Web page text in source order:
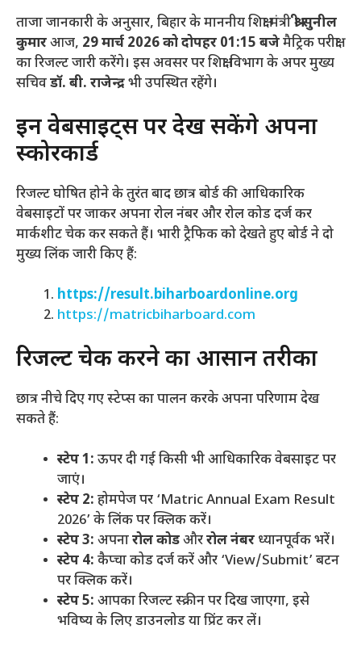
​ताजा जानकारी के अनुसार, बिहार के माननीय शिक्षा मंत्रीश्री सुनील
कुमारआज, 29 मार्च 2026 को दोपहर 01:15 बजेमैट्रिक परीक्षा
का रिजल्ट जारी करेंगे। इस अवसर पर शिक्षा विभाग के अपर मुख्य
सचिवडॉ. बी. राजेन्द्रभी उपस्थित रहेंगे।
​इन वेबसाइट्स पर देख सकेंगे अपना
स्कोरकार्ड
​रिजल्ट घोषित होने के तुरंत बाद छात्र बोर्ड की आधिकारिक
वेबसाइटों पर जाकर अपना रोल नंबर और रोल कोड दर्ज कर
मार्कशीट चेक कर सकते हैं। भारी ट्रैफिक को देखते हुए बोर्ड ने दो
मुख्य लिंक जारी किए हैं:
https://result.biharboardonline.org
https://matricbiharboard.com
​रिजल्ट चेक करने का आसान तरीका
​छात्र नीचे दिए गए स्टेप्स का पालन करके अपना परिणाम देख
सकते हैं:
स्टेप 1: ऊपर दी गई किसी भी आधिकारिक वेबसाइट पर
जाएं।
स्टेप 2: होमपेज पर ‘Matric Annual Exam Result
2026’ के लिंक पर क्लिक करें।
स्टेप 3: अपनारोल कोडऔररोल नंबर ध्यानपूर्वक भरें।
स्टेप 4: कैप्चा कोड दर्ज करें और ‘View/Submit’ बटन
पर क्लिक करें।
स्टेप 5: आपका रिजल्ट स्क्रीन पर दिख जाएगा, इसे
भविष्य के लिए डाउनलोड या प्रिंट कर लें।